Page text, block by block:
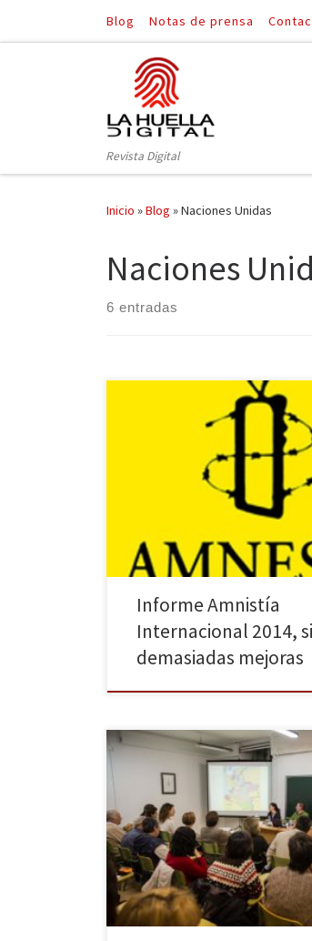
Saltar al contenido
Blog Notas de prensa
Revista Digital
Inicio »Blog »Naciones Unidas
Naciones
6 entradas
La organización que trabaja por el
protección de los derechos
presentar su conocido informe en
analiza las irregularidades en esta
países. Ha calificado este año como
la actuación internacional de
Informe Amnistía
Internacional 2014,
demasiadas mejoras
El pasado miércoles 14 de enero
en la Escuela de Relaciones
universidad Complutense de
“Mujeres construyendo la paz en
organizado por la red Global
Development. Una jornada
sobre la actual situación […]